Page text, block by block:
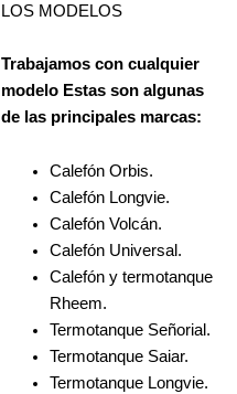
LOS MODELOS
Trabajamos con cualquier
modelo Estas son algunas
de las principales marcas:
Calefón Orbis.
Calefón Longvie.
Calefón Volcán.
Calefón Universal.
Calefón y termotanque
Rheem.
Termotanque Señorial.
Termotanque Saiar.
Termotanque Longvie.